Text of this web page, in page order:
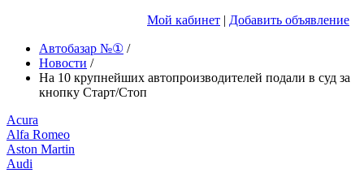
Мой кабинет | Добавить объявление
Автобазар №① /
Новости /
На 10 крупнейших автопроизводителей подали в суд за
кнопку Старт/Стоп
Acura
Alfa Romeo
Aston Martin
Audi